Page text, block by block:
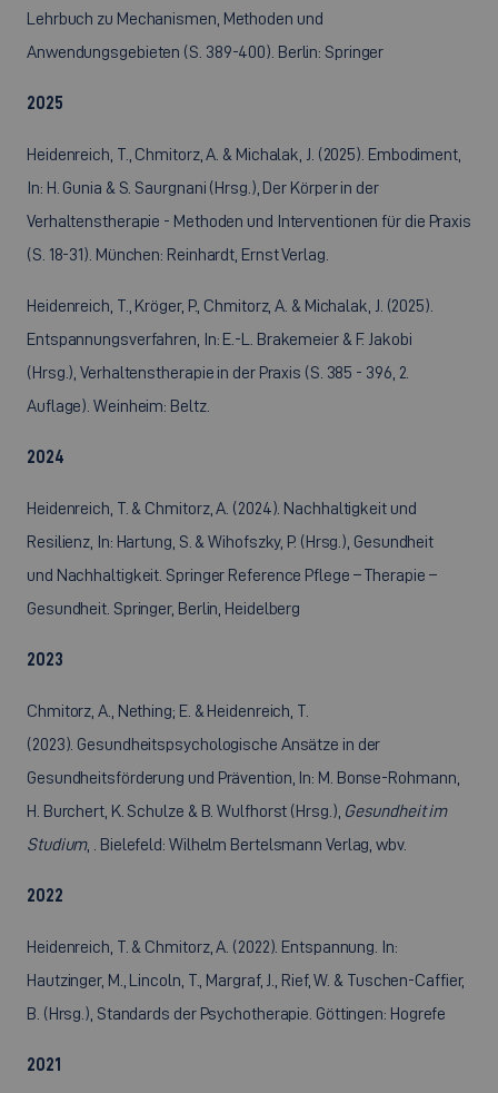
Lehrbuch zu Mechanismen, Methoden und
Anwendungsgebieten (S. 389-400). Berlin: Springer
2025
Heidenreich, T., Chmitorz, A. & Michalak, J. (2025). Embodiment,
In: H. Gunia & S. Saurgnani (Hrsg.), Der Körper in der
Verhaltenstherapie - Methoden und Interventionen für die Praxis
(S. 18-31). München: Reinhardt, Ernst Verlag.
Heidenreich, T., Kröger, P., Chmitorz, A. & Michalak, J. (2025).
Entspannungsverfahren, In: E.-L. Brakemeier & F. Jakobi
(Hrsg.), Verhaltenstherapie in der Praxis (S. 385 - 396, 2.
Auflage). Weinheim: Beltz.
2024
Heidenreich, T. & Chmitorz, A. (2024). Nachhaltigkeit und
Resilienz, In: Hartung, S. & Wihofszky, P. (Hrsg.), Gesundheit
und Nachhaltigkeit. Springer Reference Pflege – Therapie –
Gesundheit. Springer, Berlin, Heidelberg
2023
Chmitorz, A., Nething; E. & Heidenreich, T.
(2023). Gesundheitspsychologische Ansätze in der
Gesundheitsförderung und Prävention, In: M. Bonse-Rohmann,
H. Burchert, K. Schulze & B. Wulfhorst (Hrsg.), Gesundheit im
Studium, . Bielefeld: Wilhelm Bertelsmann Verlag, wbv.
2022
Heidenreich, T. & Chmitorz, A. (2022). Entspannung. In:
Hautzinger, M., Lincoln, T., Margraf, J., Rief, W. & Tuschen-Caffier,
B. (Hrsg.), Standards der Psychotherapie. Göttingen: Hogrefe
2021